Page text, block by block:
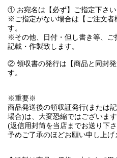
① お宛名は【必ず】ご指定下さい
※ご指定がない場合は【ご注文者
す。
※その他、日付・但し書き等、ご
記載・作製致します。
② 領収書の発行は【商品と同封
す。
※重要※
商品発送後の領収証発行(または
場合)は、大変恐縮ではございま
(返信用封筒を当店までお送り下
予めご了承のほどお願い申し上げ